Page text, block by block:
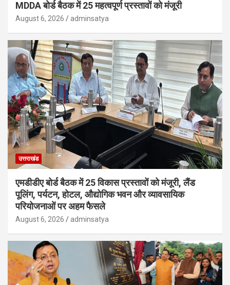
MDDA बोर्ड बैठक में 25 महत्वपूर्ण प्रस्तावों को मंजूरी
August 6, 2026 adminsatya
उत्तराखंड
एमडीडीए बोर्ड बैठक में 25 विकास प्रस्तावों को मंजूरी, लैंड
पूलिंग, पर्यटन, होटल, औद्योगिक भवन और व्यावसायिक
परियोजनाओं पर अहम फैसले
August 6, 2026 adminsatya